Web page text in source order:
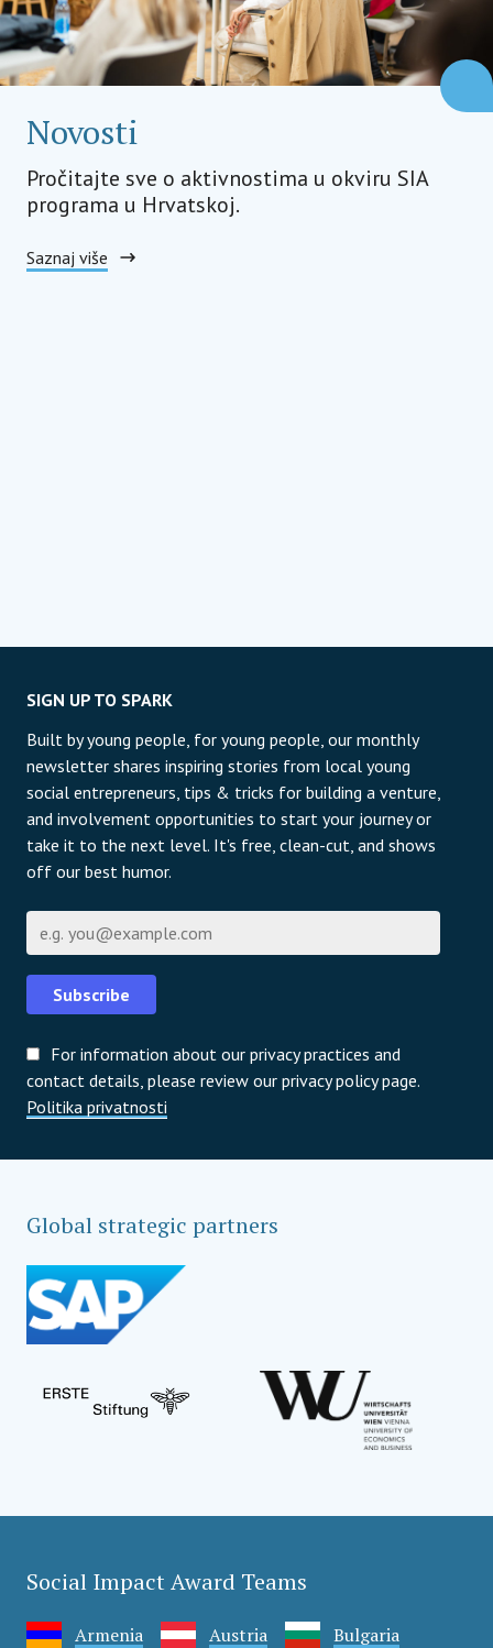
Novosti
Pročitajte sve o aktivnostima u okviru SIA
programa u Hrvatskoj.
Saznaj više
SIGN UP TO SPARK
Built by young people, for young people, our monthly
newsletter shares inspiring stories from local young
social entrepreneurs, tips & tricks for building a venture,
and involvement opportunities to start your journey or
take it to the next level. It's free, clean-cut, and shows
off our best humor.
Subscribe
For information about our privacy practices and
contact details, please review our privacy policy page.
Politika privatnosti
Global strategic partners
Social Impact Award Teams
Armenia Austria Bulgaria